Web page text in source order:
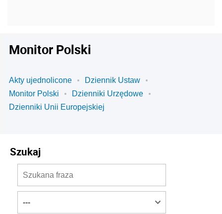
Monitor Polski
Akty ujednolicone
Dziennik Ustaw
Monitor Polski
Dzienniki Urzędowe
Dzienniki Unii Europejskiej
Szukaj